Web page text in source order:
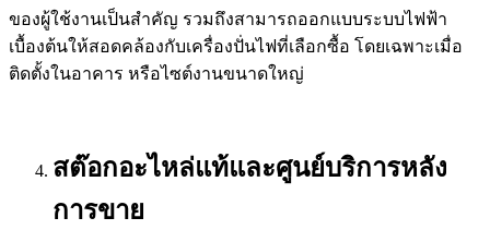
ของผู้ใช้งานเป็นสำคัญ รวมถึงสามารถออกแบบระบบไฟฟ้า
เบื้องต้นให้สอดคล้องกับเครื่องปั่นไฟที่เลือกซื้อ โดยเฉพาะเมื่อ
ติดตั้งในอาคาร หรือไซต์งานขนาดใหญ่
สต๊อกอะไหล่แท้และศูนย์บริการหลัง
การขาย